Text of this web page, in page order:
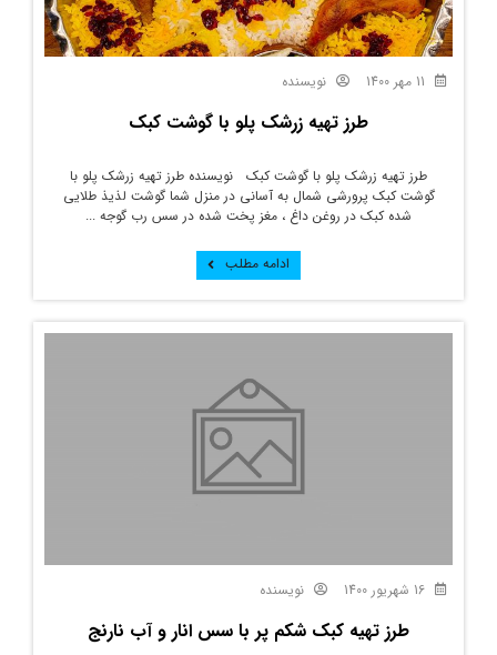
نویسنده
طرز تهیه زرشک پلو با گوشت کبک
طرز تهیه زرشک پلو با گوشت کبک نویسنده طرز تهیه زرشک پلو با
گوشت کبک پرورشی شمال به آسانی در منزل شما گوشت لذیذ طلایی
شده کبک در روغن داغ ، مغز پخت شده در سس رب گوجه ...
ادامه مطلب
نویسنده
طرز تهیه کبک شکم پر با سس انار و آب نارنج